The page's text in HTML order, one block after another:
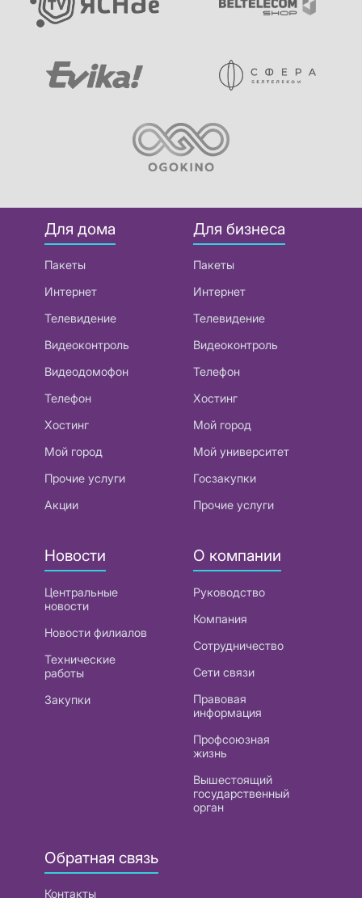
Для дома
Пакеты
Интернет
Телевидение
Видеоконтроль
Видеодомофон
Телефон
Хостинг
Мой город
Прочие услуги
Акции
Для бизнеса
Пакеты
Интернет
Телевидение
Видеоконтроль
Телефон
Хостинг
Мой город
Мой университет
Госзакупки
Прочие услуги
Новости
Центральные
новости
Новости филиалов
Технические
работы
Закупки
О компании
Руководство
Компания
Сотрудничество
Сети связи
Правовая
информация
Профсоюзная
жизнь
Вышестоящий
государственный
орган
Обратная связь
Контакты